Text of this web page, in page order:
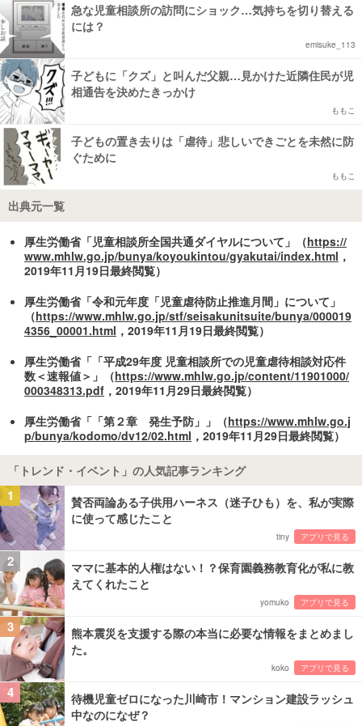
急な児童相談所の訪問にショック…気持ちを切り替える
には？
emisuke_113
子どもに「クズ」と叫んだ父親…見かけた近隣住民が児
相通告を決めたきっかけ
ももこ
子どもの置き去りは「虐待」悲しいできごとを未然に防
ぐために
ももこ
出典元一覧
厚生労働省「児童相談所全国共通ダイヤルについて」（https://
www.mhlw.go.jp/bunya/koyoukintou/gyakutai/index.html ，
2019年11月19日最終閲覧）
厚生労働省「令和元年度「児童虐待防止推進月間」について」
（https://www.mhlw.go.jp/stf/seisakunitsuite/bunya/000019
4356_00001.html ，2019年11月19日最終閲覧）
厚生労働省「「平成29年度 児童相談所での児童虐待相談対応件
数＜速報値＞」（https://www.mhlw.go.jp/content/11901000/
000348313.pdf ，2019年11月29日最終閲覧）
厚生労働省「「第２章 発生予防」」（https://www.mhlw.go.j
p/bunya/kodomo/dv12/02.html ，2019年11月29日最終閲覧）
「トレンド・イベント」の人気記事ランキング
1
賛否両論ある子供用ハーネス（迷子ひも）を、私が実際
に使って感じたこと
tiny アプリで見る
2
ママに基本的人権はない！？保育園義務教育化が私に教
えてくれたこと
yomuko アプリで見る
3
熊本震災を支援する際の本当に必要な情報をまとめまし
た。
koko アプリで見る
4
待機児童ゼロになった川崎市！マンション建設ラッシュ
中なのになぜ？